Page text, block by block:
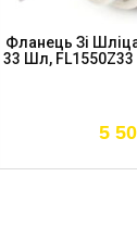
Фланець Зі
33 Шл, FL1550Z33
5